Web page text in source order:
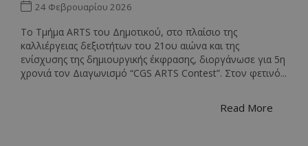
24 Φεβρουαρίου 2026
Το Τμήμα ARTS του Δημοτικού, στο πλαίσιο της
καλλιέργειας δεξιοτήτων του 21ου αιώνα και της
ενίσχυσης της δημιουργικής έκφρασης, διοργάνωσε για 5η
χρονιά τον Διαγωνισμό “CGS ARTS Contest”. Στον φετινό...
Read More
using the
new or old
version of